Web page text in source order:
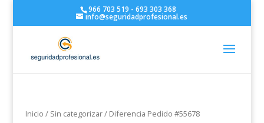
966 703 519 - 693 303 368
info@seguridadprofesional.es
Inicio / Sin categorizar/ Diferencia Pedido #55678